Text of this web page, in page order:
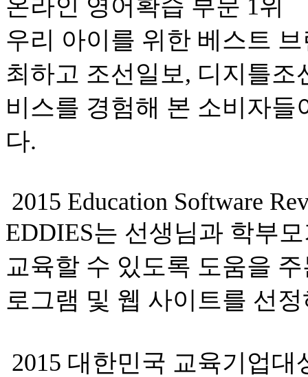
온라인 영어확습 부문 1위
우리 아이를 위한 베스트
최하고 조선일보, 디지틀
비스를 경험해 본 소비자
다.
2015 Education Software
EDDIES는 선생님과 학부
교육할 수 있도록 도움을
로그램 및 웹 사이트를 선
2015 대한민국 교육기업대